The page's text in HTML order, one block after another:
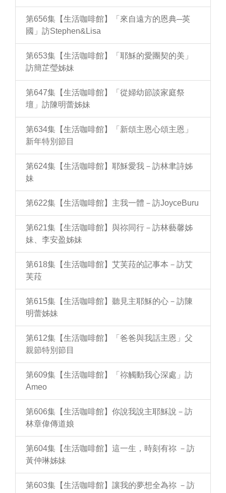
第656集【生活咖啡館】「來自遠方的恩典─英
國」訪Stephen&Lisa
第653集【生活咖啡館】「耶穌的愛團契的美」
訪簡芷瑩姊妹
第647集【生活咖啡館】「從婦幼節談家庭祭
壇」訪陳明蕾姊妹
第634集【生活咖啡館】「新頌主恩心頌主恩」
新年特別節目
第624集【生活咖啡館】耶穌愛我－訪林聿詩姊
妹
第622集【生活咖啡館】主我一體－訪JoyceBuru
第621集【生活咖啡館】與祢同行－訪林藝馨姊
妹、李安盈姊妹
第618集【生活咖啡館】艾芙菈的記事本－訪艾
芙菈
第615集【生活咖啡館】聽見主耶穌的心－訪陳
明蕾姊妹
第612集【生活咖啡館】「爸爸與我話主恩」父
親節特別節目
第609集【生活咖啡館】「祢觸動我心深處」訪
Ameo
第606集【生活咖啡館】你說我說主耶穌說－訪
林章偉傳道娘
第604集【生活咖啡館】這一生，時刻有祢 －訪
黃仲琳姊妹
第603集【生活咖啡館】讓我的夢想全為祢 －訪